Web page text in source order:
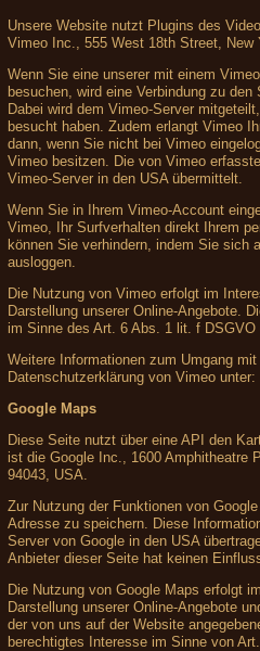
Unsere Website nutzt Plugins des
Vimeo Inc., 555 West 18th Street, New
Wenn Sie eine unserer mit einem
besuchen, wird eine Verbindung zu
Dabei wird dem Vimeo-Server
besucht haben. Zudem erlangt Vimeo
dann, wenn Sie nicht bei Vimeo
Vimeo besitzen. Die von Vimeo
Vimeo-Server in den USA übermittelt.
Wenn Sie in Ihrem Vimeo-Account
Vimeo, Ihr Surfverhalten direkt Ihrem
können Sie verhindern, indem Sie sich
ausloggen.
Die Nutzung von Vimeo erfolgt im
Darstellung unserer Online-Angebote.
im Sinne des Art. 6 Abs. 1 lit. f DSGVO
Weitere Informationen zum Umgang
Datenschutzerklärung von Vimeo unter:
Google Maps
Diese Seite nutzt über eine API den
ist die Google Inc., 1600 Amphitheatre
94043, USA.
Zur Nutzung der Funktionen von
Adresse zu speichern. Diese
Server von Google in den USA
Anbieter dieser Seite hat keinen
Die Nutzung von Google Maps erfolgt
Darstellung unserer Online-Angebote
der von uns auf der Website
berechtigtes Interesse im Sinne von